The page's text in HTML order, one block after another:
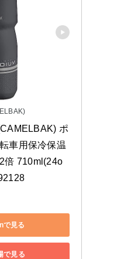
ポ
車用保冷保温
倍 710ml(24o
で見る
で見る